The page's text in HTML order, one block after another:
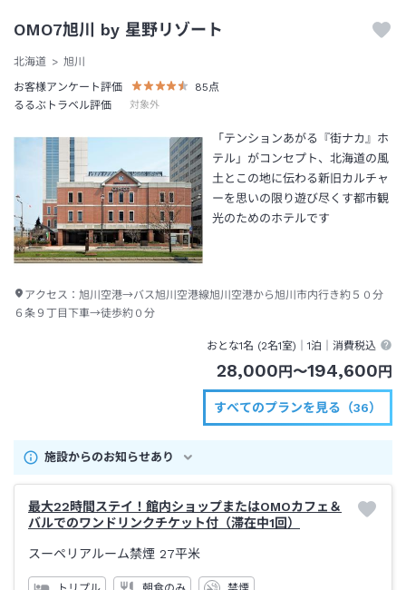
OMO7旭川 by 星野リゾート
北海道
旭川
お客様アンケート評価
85点
るるぶトラベル評価
対象外
「テンションあがる『街ナカ』ホ
テル」がコンセプト、北海道の風
土とこの地に伝わる新旧カルチャ
ーを思いの限り遊び尽くす都市観
光のためのホテルです
アクセス： 旭川空港→バス旭川空港線旭川空港から旭川市内行き約５０分
６条９丁目下車→徒歩約０分
おとな1名 (2名1室)｜1泊 ｜消費税込
28,000円〜194,600円
すべてのプランを見る（36）
施設からのお知らせあり
最大22時間ステイ！館内ショップまたはOMOカフェ＆
バルでのワンドリンクチケット付（滞在中1回）
スーペリアルーム禁煙 27平米